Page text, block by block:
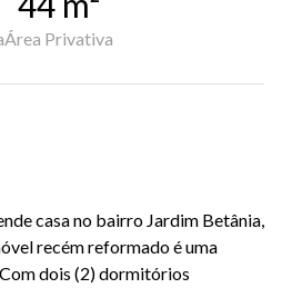
Área Privativa
casa no bairro Jardim Betânia,
recém reformado é uma
dois (2) dormitórios